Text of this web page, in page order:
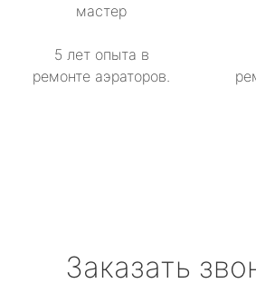
мастер
5 лет опыта в
ремонте аэраторов.
Заказать